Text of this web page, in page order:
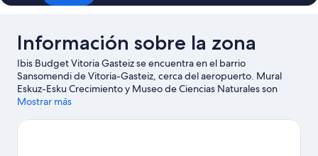
Información sobre la zona
Ibis Budget Vitoria Gasteiz se encuentra en el barrio
Sansomendi de Vitoria-Gasteiz, cerca del aeropuerto. Mural
Eskuz-Esku Crecimiento y Museo de Ciencias Naturales son
algunos de los lugares emblemáticos de la región, cuya belleza
Salburua. ¿Te apetece disfrutar de un evento especial? Puedes
Mostrar más